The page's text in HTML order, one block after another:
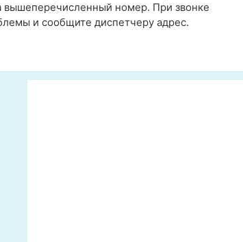
вышеперечисленный номер. При звонке
и сообщите диспетчеру адрес.